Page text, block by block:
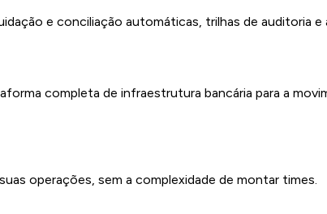
e conciliação automáticas, trilhas de auditoria e
completa de infraestrutura bancária para a
operações, sem a complexidade de montar times.